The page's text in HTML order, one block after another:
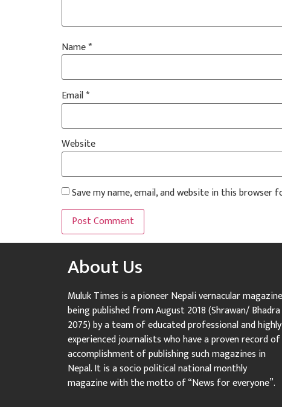
Name*
Email*
Website
Save my name, email, and website in this
About Us
Muluk Times is a pioneer Nepali vernacular magazine
being published from August 2018 (Shrawan/ Bhadra
2075) by a team of educated professional and highly
experienced journalists who have a proven record of
accomplishment of publishing such magazines in
Nepal. It is a socio political national monthly
magazine with the motto of “News for everyone”.